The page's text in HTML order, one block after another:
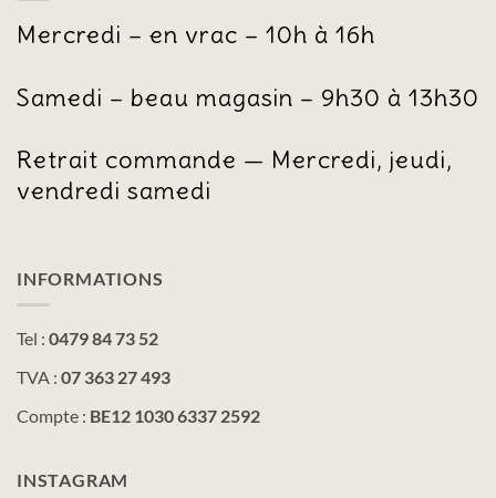
Mercredi – en vrac – 10h à 16h
Samedi – beau magasin – 9h30 à 13h30
Retrait commande — Mercredi, jeudi,
vendredi samedi
INFORMATIONS
Tel : 0479 84 73 52
TVA : 07 363 27 493
Compte : BE12 1030 6337 2592
INSTAGRAM